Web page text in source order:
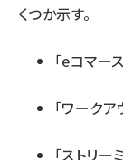
くつか示す。
「eコマー
「ワーク
「ストリ